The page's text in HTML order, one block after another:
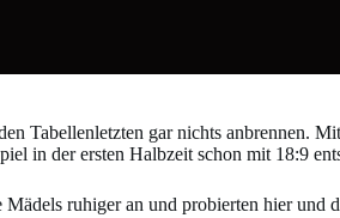
Tabellenletzten gar nichts anbrennen.
in der ersten Halbzeit schon mit 18:9
ruhiger an und probierten hier und